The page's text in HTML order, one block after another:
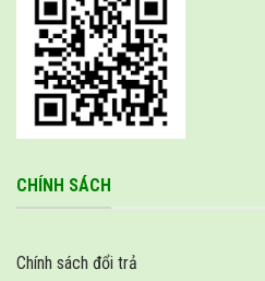
CHÍNH SÁCH
Chính sách đổi trả